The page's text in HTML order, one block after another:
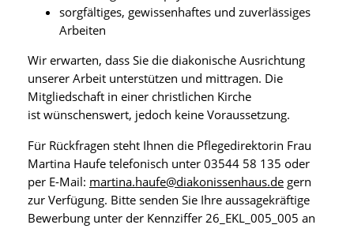
sorgfältiges, gewissenhaftes und zuverlässiges
Arbeiten
Wir erwarten, dass Sie die diakonische Ausrichtung
unserer Arbeit unterstützen und mittragen. Die
Mitgliedschaft in einer christlichen Kirche
ist wünschenswert, jedoch keine Voraussetzung.
Für Rückfragen steht Ihnen die Pflegedirektorin Frau
Martina Haufe telefonisch unter 03544 58 135 oder
per E-Mail: martina.haufe@diakonissenhaus.de gern
zur Verfügung. Bitte senden Sie Ihre aussagekräftige
Bewerbung unter der Kennziffer 26_EKL_005_005 an